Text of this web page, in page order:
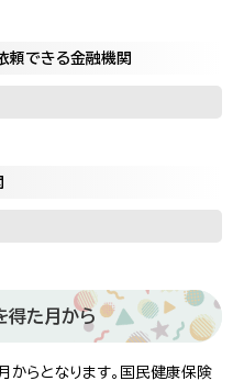
頼できる金融機関
得た月から
らとなります。国民健康保険